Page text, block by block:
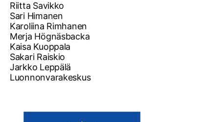
Riitta Savikko
Sari Himanen
Karoliina Rimhanen
Merja Högnäsbacka
Kaisa Kuoppala
Sakari Raiskio
Jarkko Leppälä
Luonnonvarakeskus